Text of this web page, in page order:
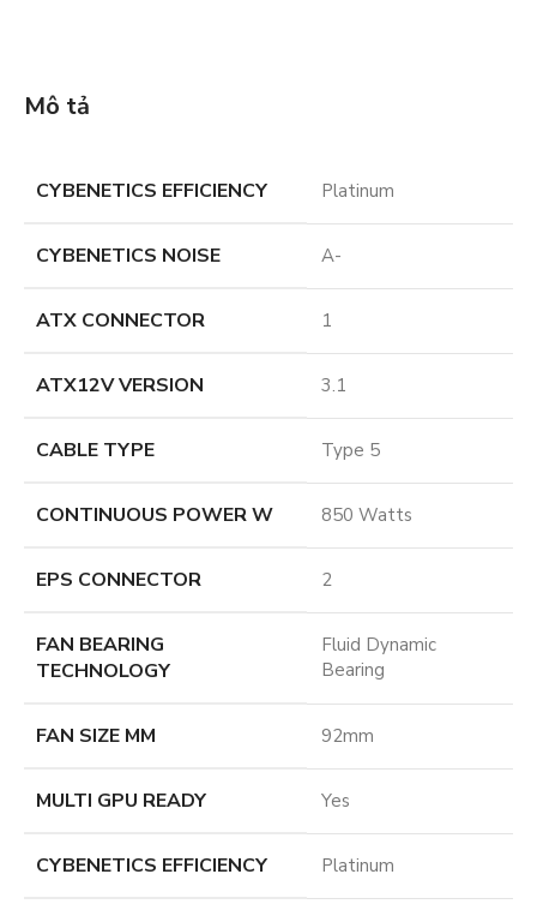
Mô tả
CYBENETICS EFFICIENCY Platinum
CYBENETICS NOISE A-
ATX CONNECTOR 1
ATX12V VERSION 3.1
CABLE TYPE Type 5
CONTINUOUS POWER W 850 Watts
EPS CONNECTOR 2
FAN BEARING
TECHNOLOGY
Fluid Dynamic
Bearing
FAN SIZE MM 92mm
MULTI GPU READY Yes
CYBENETICS EFFICIENCY Platinum